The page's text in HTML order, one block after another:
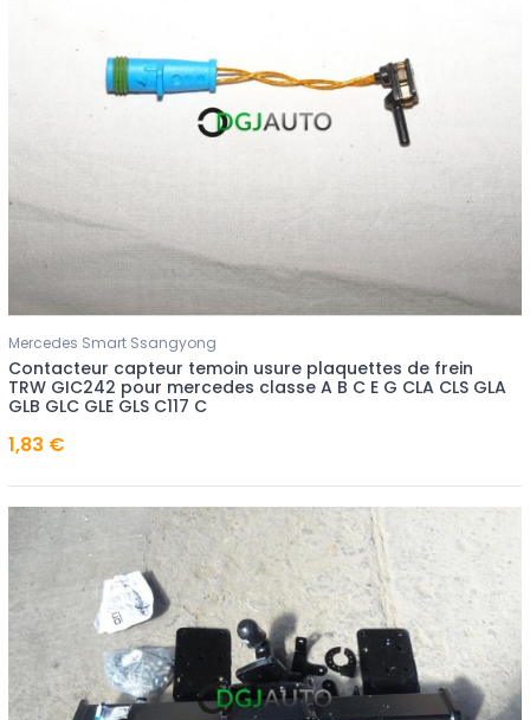
Mercedes Smart Ssangyong
Contacteur capteur temoin usure plaquettes de frein
TRW GIC242 pour mercedes classe A B C E G CLA CLS GLA
GLB GLC GLE GLS C117 C
1,83 €